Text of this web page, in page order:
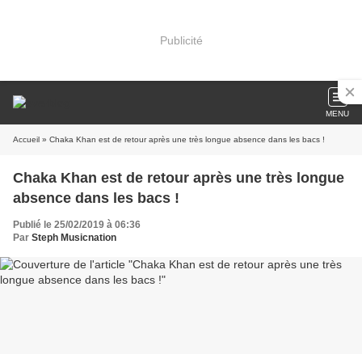
Publicité
MENU
Accueil » Chaka Khan est de retour après une très longue absence dans les bacs !
Chaka Khan est de retour après une très longue
absence dans les bacs !
Publié le 25/02/2019 à 06:36
Par Steph Musicnation